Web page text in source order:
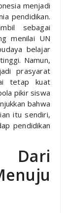
menjadi
pendidikan.
sebagai
menilai UN
belajar
Namun,
prasyarat
tetap kuat
pikir siswa
bahwa
itu sendiri,
pendidikan
Dari